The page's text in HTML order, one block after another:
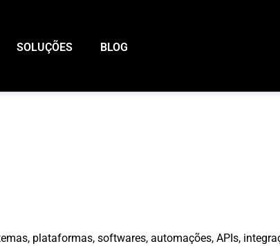
SOLUÇÕES BLOG
plataformas, softwares, automações, APIs,